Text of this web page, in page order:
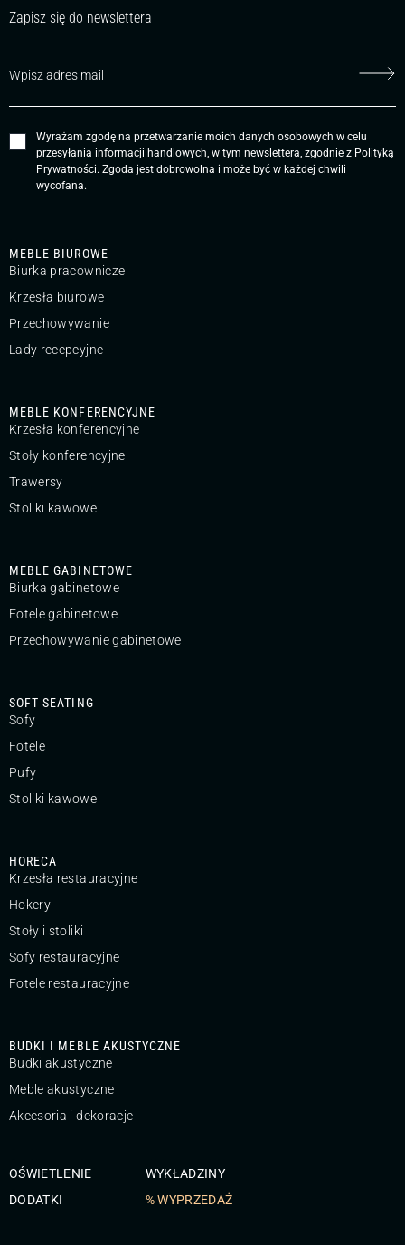
MEBLE BIUROWE
Biurka pracownicze
Krzesła biurowe
Przechowywanie
Lady recepcyjne
MEBLE KONFERENCYJNE
Krzesła konferencyjne
Stoły konferencyjne
Trawersy
Stoliki kawowe
MEBLE GABINETOWE
Biurka gabinetowe
Fotele gabinetowe
Przechowywanie gabinetowe
SOFT SEATING
Sofy
Fotele
Pufy
Stoliki kawowe
HORECA
Krzesła restauracyjne
Hokery
Stoły i stoliki
Sofy restauracyjne
Fotele restauracyjne
BUDKI I MEBLE AKUSTYCZNE
Budki akustyczne
Meble akustyczne
Akcesoria i dekoracje
OŚWIETLENIE
DODATKI
WYKŁADZINY
% WYPRZEDAŻ
Zapisz się do newslettera
Wyrażam zgodę na przetwarzanie moich danych osobowych w celu
przesyłania informacji handlowych, w tym newslettera, zgodnie z Polityką
Prywatności. Zgoda jest dobrowolna i może być w każdej chwili
wycofana.